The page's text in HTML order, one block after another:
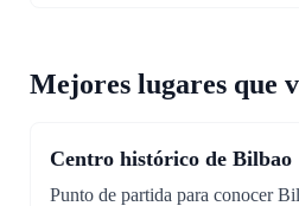
Mejores lugares que
Centro histórico de Bilbao
Punto de partida para conocer